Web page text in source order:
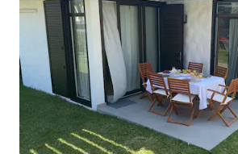
ンタカーを借りて、ご自身のスケジュー
ルと専用駐車場の利便性を楽しむ場合で
も、車が必要ない場合でも、このペント
ハウスは町の中心部に位置しており、島
の主要な目的地まで移動できるバス停が
近くにあります。 テネリフェ・スル空港
（TFS空港）から50分、テネリフェ・ノ
ース空港（TFN空港）から15分です。 タ
クシーは高くありません。電話でタクシ